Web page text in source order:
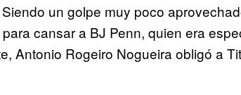
un golpe muy poco
cansar a BJ Penn, quien era
Antonio Rogeiro Nogueira obligó a